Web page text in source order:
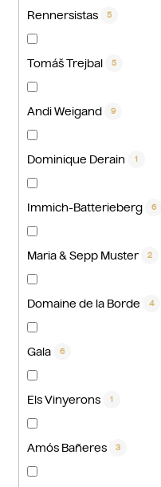
Rennersistas 5
Tomáš Trejbal 5
Andi Weigand 9
Dominique Derain 1
Immich-Batterieberg 6
Maria & Sepp Muster 2
Domaine de la Borde 4
Gala 6
Els Vinyerons 1
Amós Bañeres 3